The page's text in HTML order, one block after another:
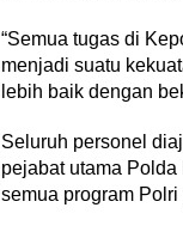
“Semua tugas di
menjadi suatu
lebih baik dengan
Seluruh personel
pejabat utama
semua program